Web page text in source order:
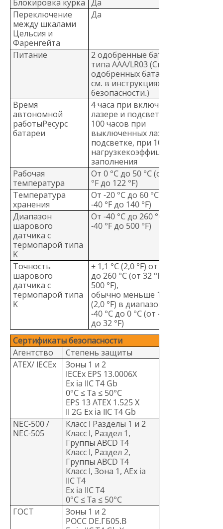
Блокировка курка Да
Переключение
между шкалами
Цельсия и
Фаренгейта
Да
Питание
2 одобренные батареи
типа AAA/LR03 (Список
одобренных батарей
см. в инструкциях по
безопасности.)
Время
автономной
работыРесурс
батареи
4 часа при включенных
лазере и подсветке;
100 часов при
выключенных лазере и
подсветке, при 100 %
нагрузкекоэффициенте
заполнения
Рабочая
температура
От 0 °C до 50 °C (от 32
°F до 122 °F)
Температура
хранения
От -20 °C до 60 °C (от
-40 °F до 140 °F)
Диапазон
шарового
датчика с
термопарой типа
K
От -40 °C до 260 °C (от
-40 °F до 500 °F)
Точность
шарового
датчика с
термопарой типа
K
± 1,1 °C (2,0 °F) от 0 °C
до 260 °C (от 32 °F до
500 °F),
обычно меньше 1,1 °C
(2,0 °F) в диапазоне от
-40 °C до 0 °C (от -40 °F
до 32 °F)
Сертификаты безопасности
Агентство
Степень защиты
ATEX/ IECEx
Зоны 1 и 2
IECEx EPS 13.0006X
Ex ia IIC T4 Gb
0°C ≤ Ta ≤ 50°C
EPS 13 ATEX 1.525 X
II 2G Ex ia IIC T4 Gb
NEC-500 /
NEC-505
Класс I Разделы 1 и 2
Класс I, Раздел 1,
Группы ABCD T4
Класс I, Раздел 2,
Группы ABCD T4
Класс I, Зона 1, AEx ia
IIC T4
Ex ia IIC T4
0°C ≤ Ta ≤ 50°C
ГОСТ
Зоны 1 и 2
POCC DE.ГБ05.B